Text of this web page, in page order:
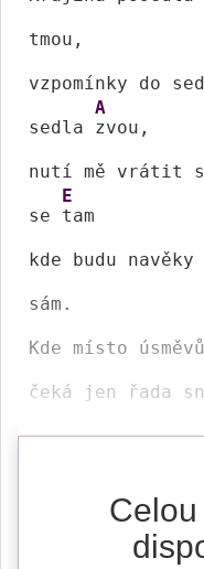
tmou,
vzpomínky do
sedla
A
zvou,
nutí mě vrátit
se
E
tam
kde budu
sám.
Kde místo
čeká jen řada